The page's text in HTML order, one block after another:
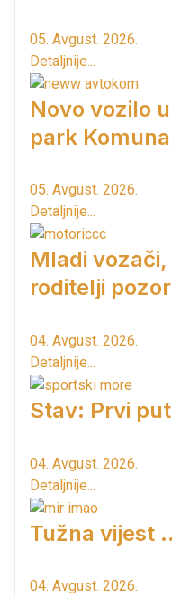
05. Avgust. 2026.
Detaljnije...
Novo vozilo
park
05. Avgust. 2026.
Detaljnije...
Mladi
roditelji
04. Avgust. 2026.
Detaljnije...
Stav: Prvi
04. Avgust. 2026.
Detaljnije...
Tužna vijest
04. Avgust. 2026.